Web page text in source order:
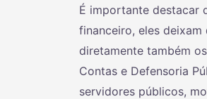
É importante destacar
financeiro, eles
diretamente também
Contas e Defensoria
servidores públicos,